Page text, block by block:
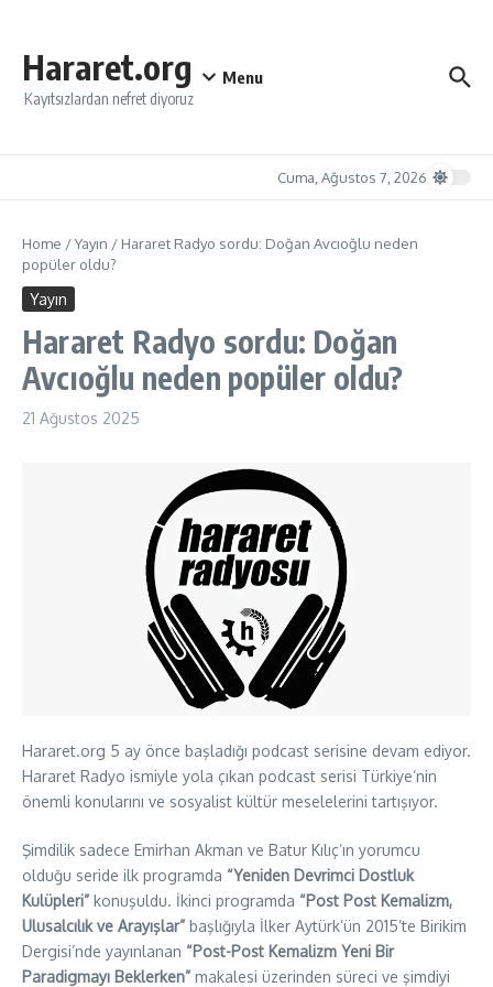
Hararet.org
Kayıtsızlardan nefret diyoruz
Menu
Cuma, Ağustos 7, 2026
Home /Yayın / Hararet Radyo sordu: Doğan Avcıoğlu neden
popüler oldu?
Yayın
Hararet Radyo sordu: Doğan
Avcıoğlu neden popüler oldu?
21 Ağustos 2025
Hararet.org 5 ay önce başladığı podcast serisine devam ediyor.
Hararet Radyo ismiyle yola çıkan podcast serisi Türkiye’nin
önemli konularını ve sosyalist kültür meselelerini tartışıyor.
Şimdilik sadece Emirhan Akman ve Batur Kılıç’ın yorumcu
olduğu seride ilk programda “Yeniden Devrimci Dostluk
Kulüpleri” konuşuldu. İkinci programda “Post Post Kemalizm,
Ulusalcılık ve Arayışlar” başlığıyla İlker Aytürk’ün 2015’te Birikim
Dergisi’nde yayınlanan “Post-Post Kemalizm Yeni Bir
Paradigmayı Beklerken” makalesi üzerinden süreci ve şimdiyi